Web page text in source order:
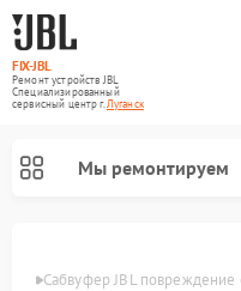
FIX-JBL
Ремонт устройств JBL
Специализированный
cервисный центр г.Луганск
Мы ремонтируем
Сабвуфер JBL